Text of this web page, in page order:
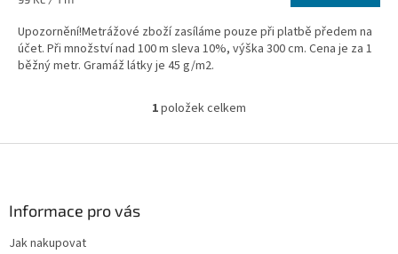
5,0
z
5
hvězdiček.
Upozornění!Metrážové zboží zasíláme pouze při platbě předem na
účet. Při množství nad 100 m sleva 10%, výška 300 cm. Cena je za 1
běžný metr. Gramáž látky je 45 g/m2.
O
l
1položek celkem
Informace pro vás
Jak nakupovat